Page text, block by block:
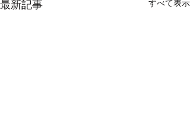
最新記事 すべて表示